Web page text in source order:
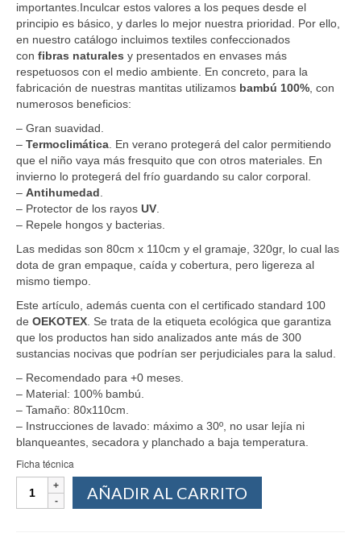
importantes.Inculcar estos valores a los peques desde el
principio es básico, y darles lo mejor nuestra prioridad. Por ello,
en nuestro catálogo incluimos textiles confeccionados
con fibras naturales y presentados en envases más
respetuosos con el medio ambiente. En concreto, para la
fabricación de nuestras mantitas utilizamos bambú 100% , con
numerosos beneficios:
– Gran suavidad.
– Termoclimática . En verano protegerá del calor permitiendo
que el niño vaya más fresquito que con otros materiales. En
invierno lo protegerá del frío guardando su calor corporal.
– Antihumedad
– Protector de los rayos UV
– Repele hongos y bacterias.
Las medidas son 80cm x 110cm y el gramaje, 320gr, lo cual las
dota de gran empaque, caída y cobertura, pero ligereza al
mismo tiempo.
Este artículo, además cuenta con el certificado standard 100
de OEKOTEX . Se trata de la etiqueta ecológica que garantiza
que los productos han sido analizados ante más de 300
sustancias nocivas que podrían ser perjudiciales para la salud.
– Recomendado para +0 meses.
– Material: 100% bambú.
– Tamaño: 80x110cm.
– Instrucciones de lavado: máximo a 30º, no usar lejía ni
blanqueantes, secadora y planchado a baja temperatura.
Ficha técnica
AÑADIR AL CARRITO